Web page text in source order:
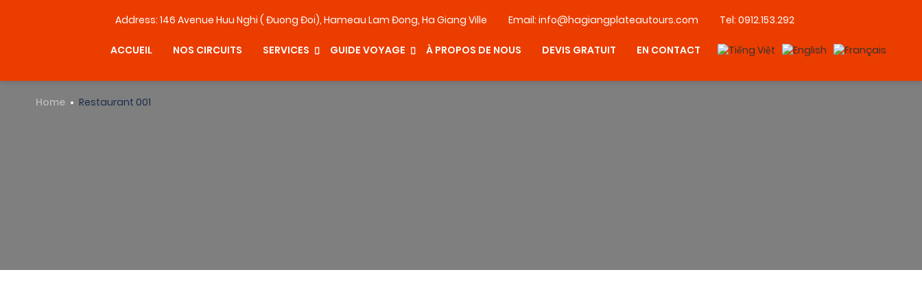
Address: 146 Avenue Huu Nghi ( Đuong Đoi), Hameau Lam Đong, Ha Giang Ville Email: info@hagiangplateautours.com Tel: 0912.153.292
ACCUEIL NOS CIRCUITS SERVICES GUIDE VOYAGE À PROPOS DE NOUS DEVIS GRATUIT EN CONTACT
Home Restaurant 001